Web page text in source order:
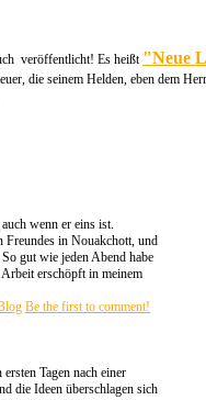
veröffentlicht! Es heißt "Neue
die seinem Helden, eben dem
wenn er eins ist.
Freundes in Nouakchott, und
gut wie jeden Abend habe
erschöpft in meinem
Be the first to comment!
Tagen nach einer
die Ideen überschlagen sich